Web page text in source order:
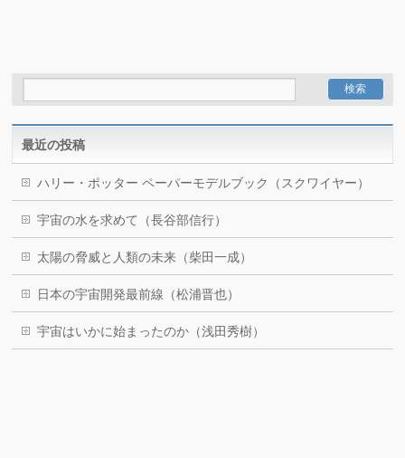
最近の投稿
ハリー・ポッター ペーパーモデルブック（スクワイヤー）
宇宙の水を求めて（長谷部信行）
太陽の脅威と人類の未来（柴田一成）
日本の宇宙開発最前線（松浦晋也）
宇宙はいかに始まったのか（浅田秀樹）